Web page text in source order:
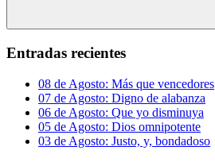
Buscar
Entradas recientes
08 de Agosto: Más que vencedores
07 de Agosto: Digno de alabanza
06 de Agosto: Que yo disminuya
05 de Agosto: Dios omnipotente
03 de Agosto: Justo, y, bondadoso